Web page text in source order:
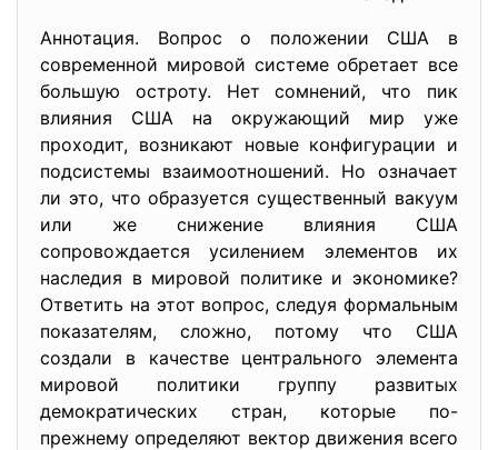
Аннотация. Вопрос о положении США в
современной мировой системе обретает все
большую остроту. Нет сомнений, что пик
влияния США на окружающий мир уже
проходит, возникают новые конфигурации и
подсистемы взаимоотношений. Но означает
ли это, что образуется существенный вакуум
или же снижение влияния США
сопровождается усилением элементов их
наследия в мировой политике и экономике?
Ответить на этот вопрос, следуя формальным
показателям, сложно, потому что США
создали в качестве центрального элемента
мировой политики группу развитых
демократических стран, которые по-
прежнему определяют вектор движения всего